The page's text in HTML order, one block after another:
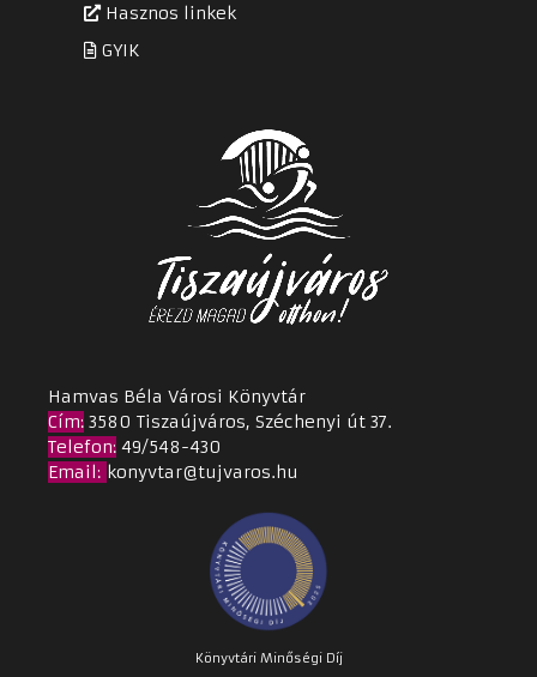
Hasznos linkek
GYIK
Hamvas Béla Városi Könyvtár
Cím: 3580 Tiszaújváros, Széchenyi út 37.
Telefon: 49/548-430
Email: konyvtar@tujvaros.hu
Könyvtári Minőségi Díj